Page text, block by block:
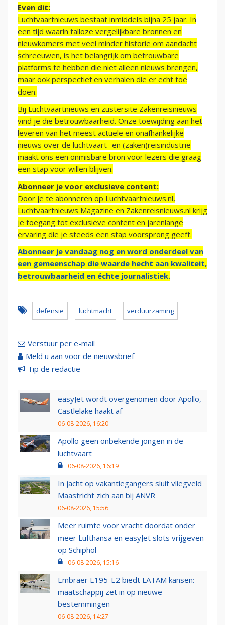
Even dit:
Luchtvaartnieuws bestaat inmiddels bijna 25 jaar. In
een tijd waarin talloze vergelijkbare bronnen en
nieuwkomers met veel minder historie om aandacht
schreeuwen, is het belangrijk om betrouwbare
platforms te hebben die niet alleen nieuws brengen,
maar ook perspectief en verhalen die er echt toe
doen.
Bij Luchtvaartnieuws en zustersite Zakenreisnieuws
vind je die betrouwbaarheid. Onze toewijding aan het
leveren van het meest actuele en onafhankelijke
nieuws over de luchtvaart- en (zaken)reisindustrie
maakt ons een onmisbare bron voor lezers die graag
een stap voor willen blijven.
Abonneer je voor exclusieve content:
Door je te abonneren op Luchtvaartnieuws.nl,
Luchtvaartnieuws Magazine en Zakenreisnieuws.nl krijg
je toegang tot exclusieve content en jarenlange
ervaring die je steeds een stap voorsprong geeft.
Abonneer je vandaag nog en word onderdeel van
een gemeenschap die waarde hecht aan kwaliteit,
betrouwbaarheid en échte journalistiek.
defensie luchtmacht verduurzaming
Verstuur per e-mail
Meld u aan voor de nieuwsbrief
Tip de redactie
easyJet wordt overgenomen door Apollo,
Castlelake haakt af
06-08-2026, 16:20
Apollo geen onbekende jongen in de
luchtvaart
06-08-2026, 16:19
In jacht op vakantiegangers sluit vliegveld
Maastricht zich aan bij ANVR
06-08-2026, 15:56
Meer ruimte voor vracht doordat onder
meer Lufthansa en easyJet slots vrijgeven
op Schiphol
06-08-2026, 15:16
Embraer E195-E2 biedt LATAM kansen:
maatschappij zet in op nieuwe
bestemmingen
06-08-2026, 14:27